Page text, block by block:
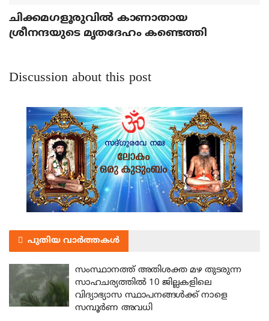
ചിക്കമഗളൂരുവില്‍ കാണാതായ
ശ്രീനന്ദയുടെ മൃതദേഹം കണ്ടെത്തി
Discussion about this post
പുതിയ വാർത്തകൾ
സംസ്ഥാനത്ത് അതിശക്ത മഴ തുടരുന്ന
സാഹചര്യത്തിൽ 10 ജില്ലകളിലെ
വിദ്യാഭ്യാസ സ്ഥാപനങ്ങൾക്ക് നാളെ
സമ്പൂർണ അവധി